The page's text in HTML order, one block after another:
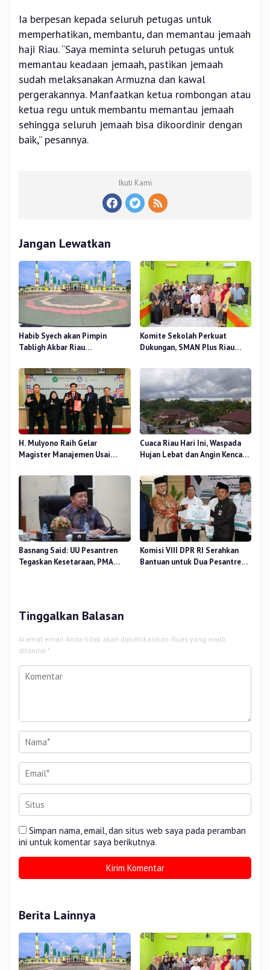
Ia berpesan kepada seluruh petugas untuk
memperhatikan, membantu, dan memantau jemaah
haji Riau. “Saya meminta seluruh petugas untuk
memantau keadaan jemaah, pastikan jemaah
sudah melaksanakan Armuzna dan kawal
pergerakannya. Manfaatkan ketua rombongan atau
ketua regu untuk membantu memantau jemaah
sehingga seluruh jemaah bisa dikoordinir dengan
baik,” pesannya.
Ikuti Kami
Jangan Lewatkan
Habib Syech akan Pimpin
Tabligh Akbar Riau
Nur, Besok
Komite Sekolah Perkuat
Dukungan, SMAN Plus Riau
Pendidikan
H. Mulyono Raih Gelar
Magister Manajemen Usai
Terhadap Beban Kerja
Cuaca Riau Hari Ini, Waspada
Hujan Lebat dan Angin Kencang
Basnang Said: UU Pesantren
Tegaskan Kesetaraan, PMA
Komisi VIII DPR RI Serahkan
Bantuan untuk Dua Pesantren
Tinggalkan Balasan
Alamat email Anda tidak akan dipublikasikan. Ruas yang wajib
ditandai *
Simpan nama, email, dan situs web saya pada peramban
ini untuk komentar saya berikutnya.
Berita Lainnya